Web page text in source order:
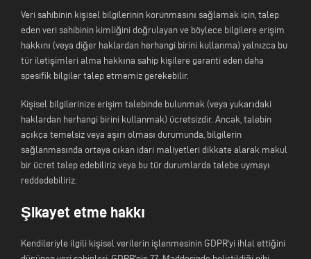
Veri sahibinin kişisel bilgilerinin korunmasını sağlamak için, talep
eden veri sahibinin kimliğini doğrulayan ve böylece bilgilere erişim
hakkını (veya diğer haklardan herhangi birini kullanma) yalnızca bu
tür iletişimleri alma hakkına sahip kişilere garanti eden daha
spesifik bilgiler talep etmemiz gerekebilir.
Kişisel bilgilerinize erişim talebinde bulunmak (veya yukarıdaki
haklardan herhangi birini kullanmak) ücretsizdir. Ancak, talebin
açıkça temelsiz veya aşırı olması durumunda, bilgilerin
sağlanmasında ortaya çıkan idari maliyetleri dikkate alarak makul
bir ücret talep edebiliriz veya bu tür durumlarda talebe uymayı
reddedebiliriz.
Şikayet etme hakkı
Kendileriyle ilgili kişisel verilerin işlenmesinin GDPR'yi ihlal ettiğini